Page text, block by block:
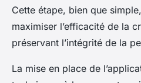
Cette étape, bien que
maximiser l’efficacité de la
préservant l’intégrité de la
La mise en place de